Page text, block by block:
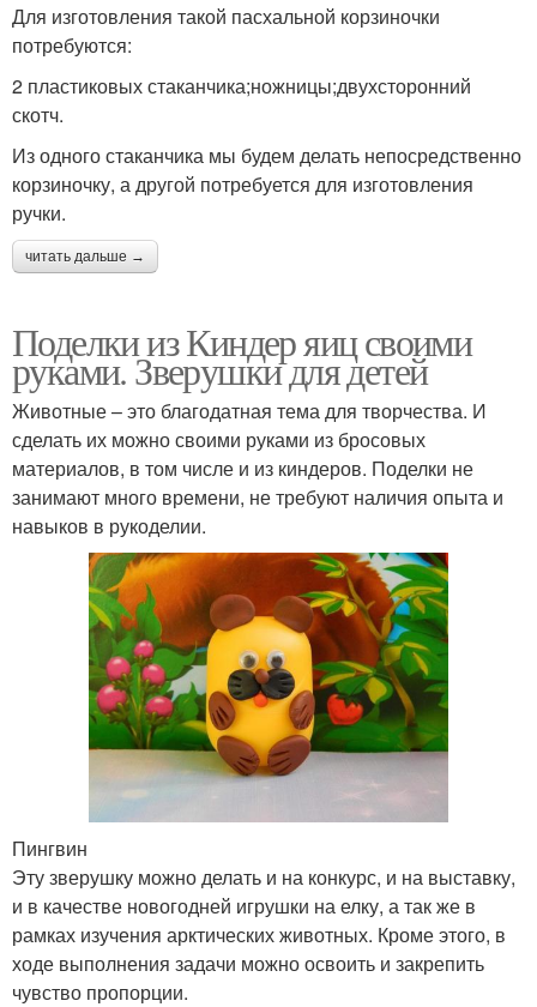
Для изготовления такой пасхальной корзиночки
потребуются:
2 пластиковых стаканчика;ножницы;двухсторонний
скотч.
Из одного стаканчика мы будем делать непосредственно
корзиночку, а другой потребуется для изготовления
ручки.
читать дальше →
Поделки из Киндер яиц своими
руками. Зверушки для детей
Животные – это благодатная тема для творчества. И
сделать их можно своими руками из бросовых
материалов, в том числе и из киндеров. Поделки не
занимают много времени, не требуют наличия опыта и
навыков в рукоделии.
Пингвин
Эту зверушку можно делать и на конкурс, и на выставку,
и в качестве новогодней игрушки на елку, а так же в
рамках изучения арктических животных. Кроме этого, в
ходе выполнения задачи можно освоить и закрепить
чувство пропорции.